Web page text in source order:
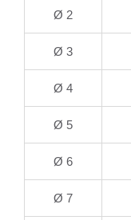
Ø 2
Ø 3
Ø 4
Ø 5
Ø 6
Ø 7